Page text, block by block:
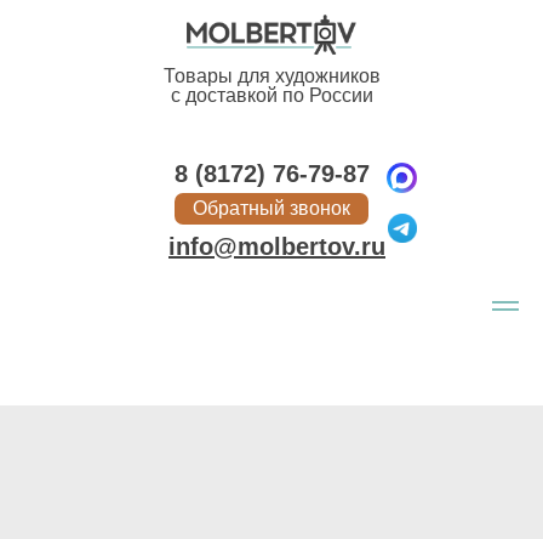
8 (8172) 76-79-87
Обратный звонок
Товары для художников
с доставкой по России
info@molbertov.ru